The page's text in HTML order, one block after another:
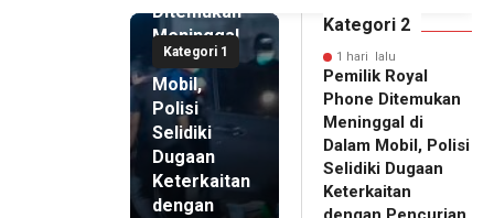
Kategori 1
Ditemukan
Meninggal
di Dalam
Mobil,
Polisi
Selidiki
Dugaan
Keterkaitan
dengan
Kategori 2
1 hari lalu
Pemilik Royal
Phone Ditemukan
Meninggal di
Dalam Mobil, Polisi
Selidiki Dugaan
Keterkaitan